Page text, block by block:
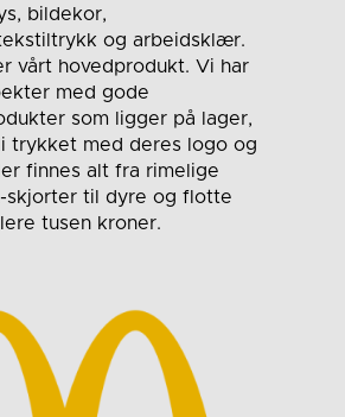
bildekor,
og arbeidsklær.
vårt hovedprodukt. Vi har
med gode
som ligger på lager,
trykket med deres logo og
finnes alt fra rimelige
skjorter til dyre og flotte
tusen kroner.